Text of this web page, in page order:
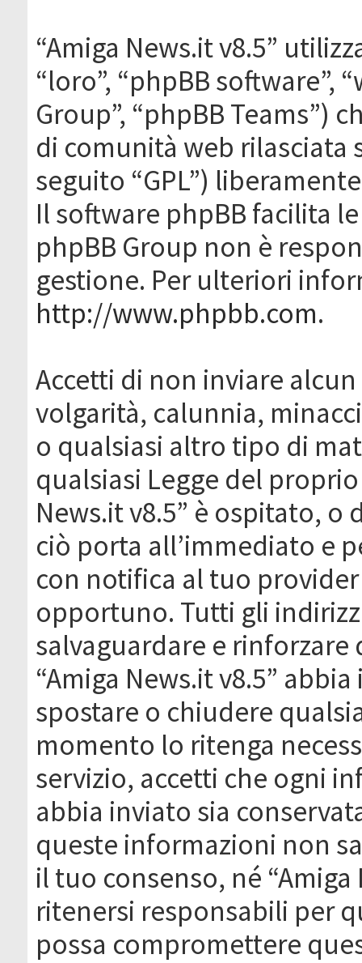
“Amiga News.it v8.5”
“loro”, “phpBB software”,
Group”, “phpBB Teams”)
di comunità web rilasciata
seguito “GPL”)
Il software phpBB facilita
phpBB Group non è
gestione. Per ulteriori
http://www.phpbb.com.
Accetti di non inviare
volgarità, calunnia,
o qualsiasi altro tipo di
qualsiasi Legge del
News.it v8.5” è ospitato, o
ciò porta all’immediato e
con notifica al tuo
opportuno. Tutti gli
salvaguardare e
“Amiga News.it v8.5”
spostare o chiudere
momento lo ritenga
servizio, accetti che ogni
abbia inviato sia
queste informazioni non
il tuo consenso, né
ritenersi responsabili per
possa compromettere